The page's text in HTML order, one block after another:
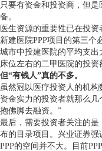
只要有资金和投资商，但
备。
医生资源的重要性已在投资
新建医院PPP项目的第三
城市中投建医院的平均支出
床位左右的二甲医院的投资
但“有钱人”真的不多。
虽然冠以医疗投资人的机
资金实力的投资者就那么
抱佛脚去融资。”
最后，需要投资者关注的是
布的目录项目。兴业证券
PPP的空间并不大。目前